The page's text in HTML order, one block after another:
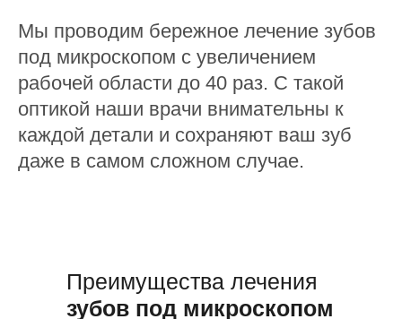
Мы проводим бережное лечение зубов
под микроскопом с увеличением
рабочей области до 40 раз. С такой
оптикой наши врачи внимательны к
каждой детали и сохраняют ваш зуб
даже в самом сложном случае.
Преимущества лечения
зубов под микроскопом